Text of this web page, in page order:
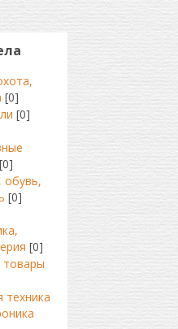
[0]
[0]
[0]
[0]
[0]
товары
техника